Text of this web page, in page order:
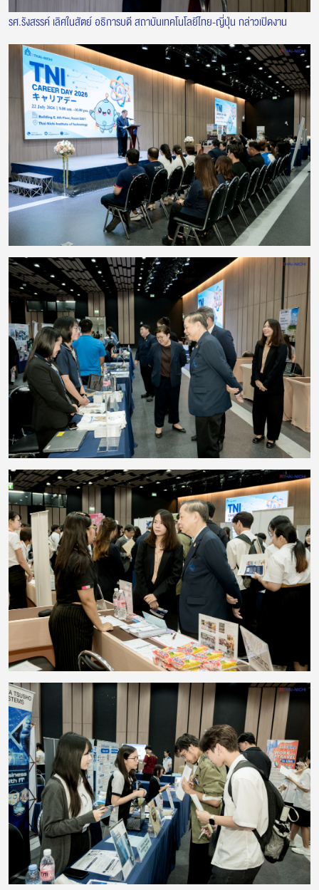
รศ.รังสรรค์ เลิศในสัตย์ อธิการบดี สถาบันเทคโนโลยีไทย-ญี่ปุ่น กล่าวเปิดงาน